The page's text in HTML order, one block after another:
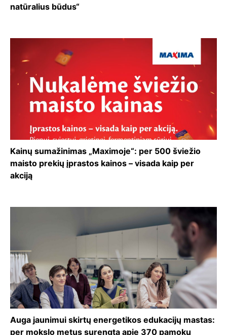
natūralius būdus“
Kainų sumažinimas „Maximoje“: per 500 šviežio
maisto prekių įprastos kainos – visada kaip per
akciją
Auga jaunimui skirtų energetikos edukacijų mastas:
per mokslo metus surengta apie 370 pamokų